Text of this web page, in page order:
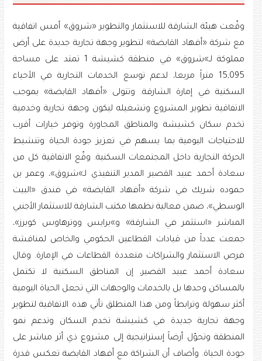
وقّعت هيئة الشارقة للاستثمار والتطوير «شروق» أمس اتفاقية
مع شركة «أفهاد القابضة» لتطوير وجهة تجارية جديدة على أرض
مملوكة لـ»شروق» في منطقة كشيشة 1 تمتد على مساحة
15,095 متراً مربعا، لدعم توسع الخدمات التجارية في الأحياء
السكنية في إمارة الشارقة. وتتولى «أفهاد القابضة» بموجب
الاتفاقية تطوير المشروع وتشغيله ليكون وجهة تجارية وخدمية
تخدم سكان كشيشة والمناطق المجاورة وتوفر خيارات أقرب
للاحتياجات اليومية بما يسهم في تعزيز جودة الحياة وتنشيط
الحركة التجارية داخل المجتمعات السكنية. وقّع الاتفاقية كل من
سعادة أحمد عبيد القصير المدير التنفيذي لـ»شروق»، وعمر بن
حموده شريك في شركة «أفهاد القابضة» في فندق «البيت
الوسطي»، ضمن فعالية نظمها مكتب الشارقة للاستثمار الأجنبي
المباشر «استثمر في الشارقة» و»برايس ووترهاوس كوبرز»،
جمعت عدداً من قيادات القطاعين الحكومي والخاص لمناقشة
فرص الاستثمار والشراكات متعددة القطاعات في الإمارة. وقال
سعادة أحمد عبيد القصير، إن المناطق السكنية لا تكتمل
بالمساكن وحدها بل بالخدمات والوجهات التي تجعل الحياة اليومية
أكثر سهولة وترابطاً ومن هذا المنطلق تأتي هذه الاتفاقية لتطوير
وجهة تجارية جديدة في كشيشة تخدم السكان وتدعم نمو
المنطقة وتحوّل أرضاً إستراتيجية إلى مشروع ذي أثر مباشر على
جودة الحياة. وأضاف أن الشراكة مع أفهاد القابضة تعكس قدرة